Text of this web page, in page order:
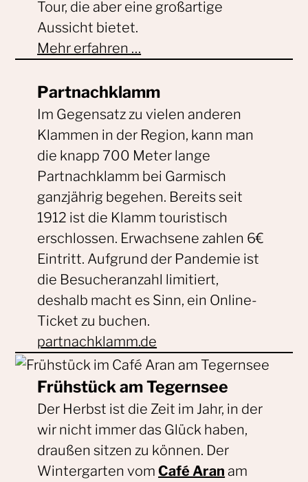
Tour, die aber eine großartige
Aussicht bietet.
Mehr erfahren …
Partnachklamm
Im Gegensatz zu vielen anderen
Klammen in der Region, kann man
die knapp 700 Meter lange
Partnachklamm bei Garmisch
ganzjährig begehen. Bereits seit
1912 ist die Klamm touristisch
erschlossen. Erwachsene zahlen 6€
Eintritt. Aufgrund der Pandemie ist
die Besucheranzahl limitiert,
deshalb macht es Sinn, ein Online-
Ticket zu buchen.
partnachklamm.de
Frühstück am Tegernsee
Der Herbst ist die Zeit im Jahr, in der
wir nicht immer das Glück haben,
draußen sitzen zu können. Der
Wintergarten vomCafé Aran am